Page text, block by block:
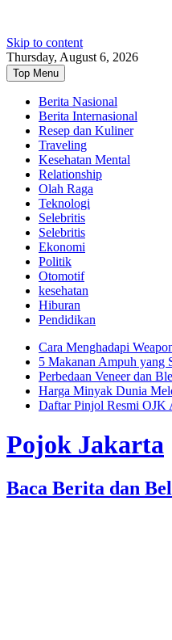
Skip to content
Thursday, August 6, 2026
Top Menu
Berita Nasional
Berita Internasional
Resep dan Kuliner
Traveling
Kesehatan Mental
Relationship
Olah Raga
Teknologi
Selebritis
Selebritis
Ekonomi
Politik
Otomotif
kesehatan
Hiburan
Pendidikan
Cara Menghadapi
5 Makanan Ampuh yang
Perbedaan Veneer dan
Harga Minyak Dunia
Daftar Pinjol Resmi OJK
Pojok Jakarta
Baca Berita dan